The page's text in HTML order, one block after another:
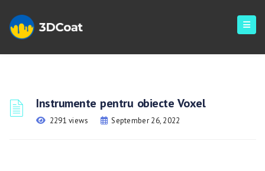
Instrumente pentru obiecte Voxel
2291 views September 26, 2022